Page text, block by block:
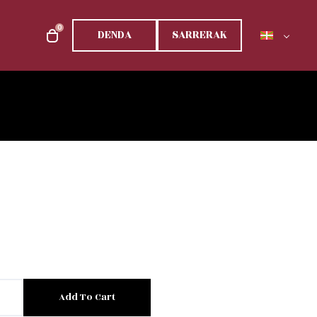
0 DENDA SARRERAK
Add To Cart